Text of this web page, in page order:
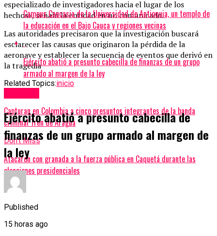
especializado de investigadores hacia el lugar de los
hechos», señaló la entidad en un comunicado.
Las autoridades precisaron que la investigación buscará
esclarecer las causas que originaron la pérdida de la
aeronave y establecer la secuencia de eventos que derivó en
la tragedia
Related Topics:inicio
Capturan en Colombia a cinco presuntos integrantes de la banda
criminal Tren de Aragua
Don't Miss
Atacaron con granada a la fuerza pública en Caquetá durante las
elecciones presidenciales
Campus Caucasia de la Universidad de Antioquia, un templo de
la educación en el Bajo Cauca y regiones vecinas
Ejército abatió a presunto cabecilla de finanzas de un grupo
armado al margen de la ley
Ejército abatió a presunto cabecilla de
finanzas de un grupo armado al margen de
la ley
Published
15 horas ago